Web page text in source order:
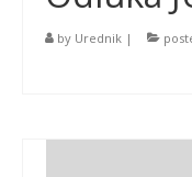
by Urednik |